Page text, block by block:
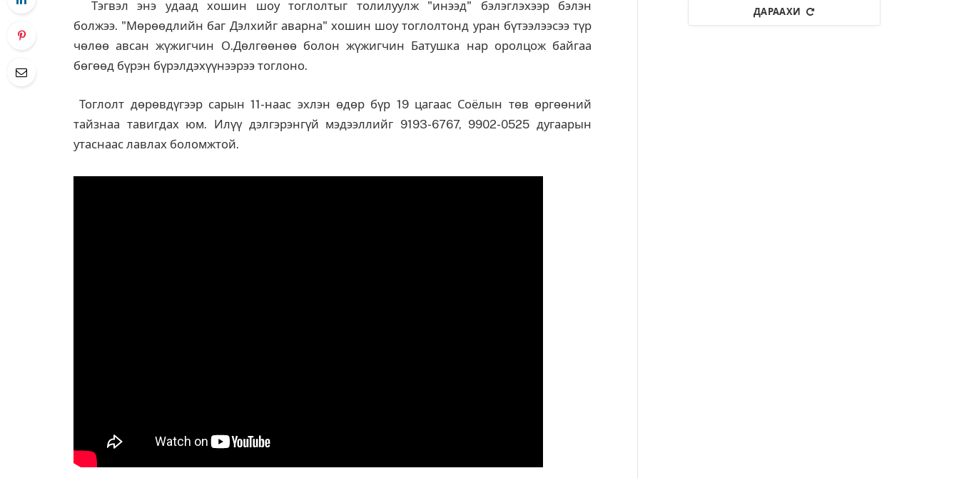
Тэгвэл энэ удаад хошин шоу тоглолтыг толилуулж "инээд" бэлэглэхээр бэлэн
болжээ. "Мөрөөдлийн баг Дэлхийг аварна" хошин шоу тоглолтонд уран бүтээлээсээ түр
чөлөө авсан жүжигчин О.Дөлгөөнөө болон жүжигчин Батушка нар оролцож байгаа
бөгөөд бүрэн бүрэлдэхүүнээрээ тоглоно.
Тоглолт дөрөвдүгээр сарын 11-наас эхлэн өдөр бүр 19 цагаас Соёлын төв өргөөний
тайзнаа тавигдах юм. Илүү дэлгэрэнгүй мэдээллийг 9193-6767, 9902-0525 дугаарын
утаснаас лавлах боломжтой.
ДАРААХИ